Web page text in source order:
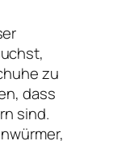
zu
dass
sind.